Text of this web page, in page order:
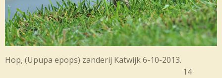
Hop, (Upupa epops) zanderij Katwijk 6-10-2013.
14